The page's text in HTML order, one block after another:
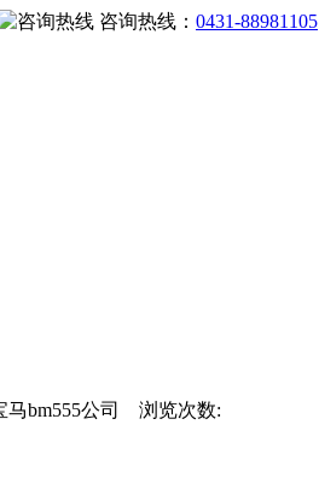
咨询热线： 0431-88981105
马bm555公司 浏览次数: